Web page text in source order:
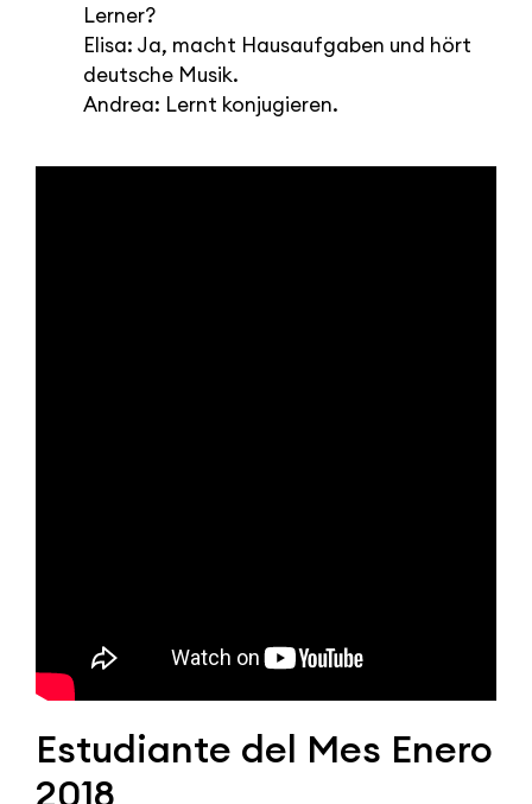
Lerner?
Elisa: Ja, macht Hausaufgaben und hört
deutsche Musik.
Andrea: Lernt konjugieren.
Estudiante del Mes Enero
2018